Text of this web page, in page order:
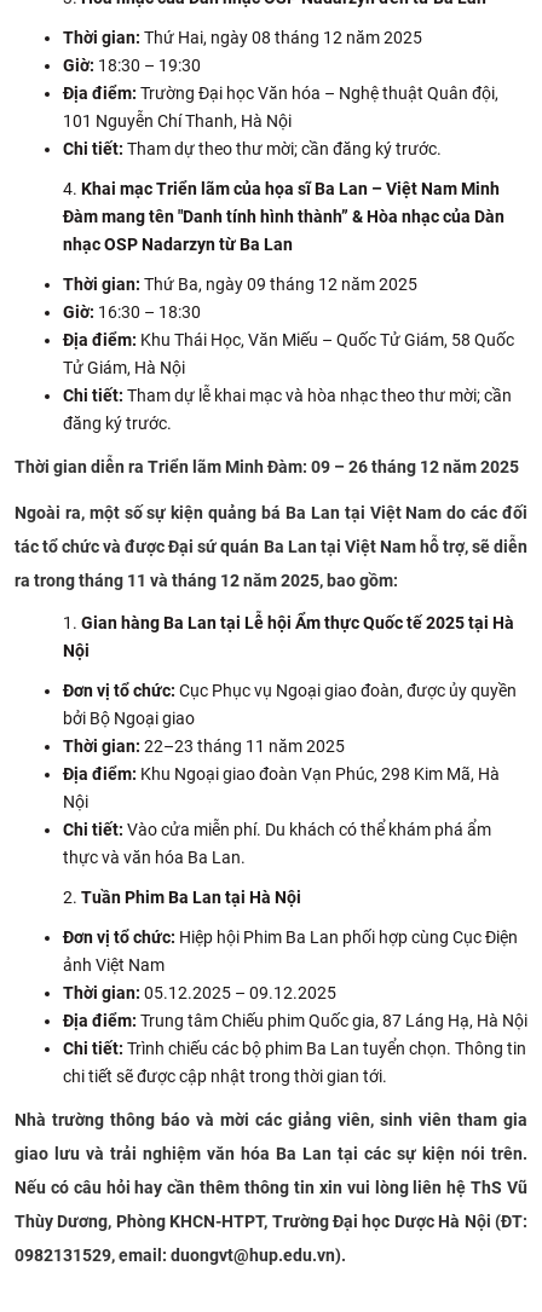
Thời gian: Thứ Hai, ngày 08 tháng 12 năm 2025
Giờ: 18:30 – 19:30
Địa điểm: Trường Đại học Văn hóa – Nghệ thuật Quân đội,
101 Nguyễn Chí Thanh, Hà Nội
Chi tiết: Tham dự theo thư mời; cần đăng ký trước.
Khai mạc Triển lãm của họa sĩ Ba Lan – Việt Nam Minh
Đàm mang tên "Danh tính hình thành” & Hòa nhạc của Dàn
nhạc OSP Nadarzyn từ Ba Lan
Thời gian: Thứ Ba, ngày 09 tháng 12 năm 2025
Giờ: 16:30 – 18:30
Địa điểm: Khu Thái Học, Văn Miếu – Quốc Tử Giám, 58 Quốc
Tử Giám, Hà Nội
Chi tiết: Tham dự lễ khai mạc và hòa nhạc theo thư mời; cần
đăng ký trước.
Thời gian diễn ra Triển lãm Minh Đàm: 09 – 26 tháng 12 năm 2025
Ngoài ra, một số sự kiện quảng bá Ba Lan tại Việt Nam do các đối
tác tổ chức và được Đại sứ quán Ba Lan tại Việt Nam hỗ trợ, sẽ diễn
ra trong tháng 11 và tháng 12 năm 2025, bao gồm:
Gian hàng Ba Lan tại Lễ hội Ẩm thực Quốc tế 2025 tại Hà
Nội
Đơn vị tổ chức: Cục Phục vụ Ngoại giao đoàn, được ủy quyền
bởi Bộ Ngoại giao
Thời gian: 22–23 tháng 11 năm 2025
Địa điểm: Khu Ngoại giao đoàn Vạn Phúc, 298 Kim Mã, Hà
Nội
Chi tiết: Vào cửa miễn phí. Du khách có thể khám phá ẩm
thực và văn hóa Ba Lan.
Tuần Phim Ba Lan tại Hà Nội
Đơn vị tổ chức: Hiệp hội Phim Ba Lan phối hợp cùng Cục Điện
ảnh Việt Nam
Thời gian: 05.12.2025 – 09.12.2025
Địa điểm: Trung tâm Chiếu phim Quốc gia, 87 Láng Hạ, Hà Nội
Chi tiết: Trình chiếu các bộ phim Ba Lan tuyển chọn. Thông tin
chi tiết sẽ được cập nhật trong thời gian tới.
Nhà trường thông báo và mời các giảng viên, sinh viên tham gia
giao lưu và trải nghiệm văn hóa Ba Lan tại các sự kiện nói trên.
Nếu có câu hỏi hay cần thêm thông tin xin vui lòng liên hệ ThS Vũ
Thùy Dương, Phòng KHCN-HTPT, Trường Đại học Dược Hà Nội (ĐT:
0982131529, email: duongvt@hup.edu.vn).